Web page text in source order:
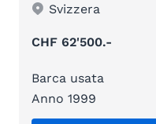
Svizzera
CHF 62'500.-
Barca usata
Anno 1999